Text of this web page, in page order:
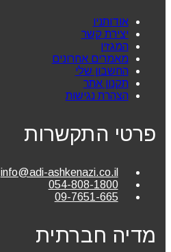
אודותניו
יצירת קשר
המגזין
מאמרים אחרונים
החשבון שלי
תקנון אתר
הצהרת נגישות
פרטי התקשרות
info@adi-ashkenazi.co.il
054-808-1800
09-7651-665
מדיה חברתית